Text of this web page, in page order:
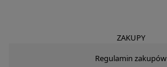
ZAKUPY
Regulamin zakupów